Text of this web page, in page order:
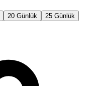
20 Günlük
25 Günlük